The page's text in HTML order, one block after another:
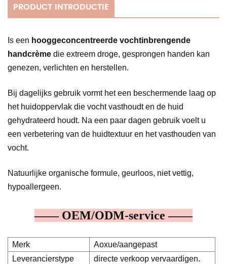
PRODUCT INTRODUCTIE
Is een hooggeconcentreerde vochtinbrengende
handcrème die extreem droge, gesprongen handen kan
genezen, verlichten en herstellen.
Bij dagelijks gebruik vormt het een beschermende laag op
het huidoppervlak die vocht vasthoudt en de huid
gehydrateerd houdt. Na een paar dagen gebruik voelt u
een verbetering van de huidtextuur en het vasthouden van
vocht.
Natuurlijke organische formule, geurloos, niet vettig,
hypoallergeen.
—— OEM/ODM-service ——
Merk
Aoxue/aangepast
Leverancierstype
directe verkoop vervaardigen.